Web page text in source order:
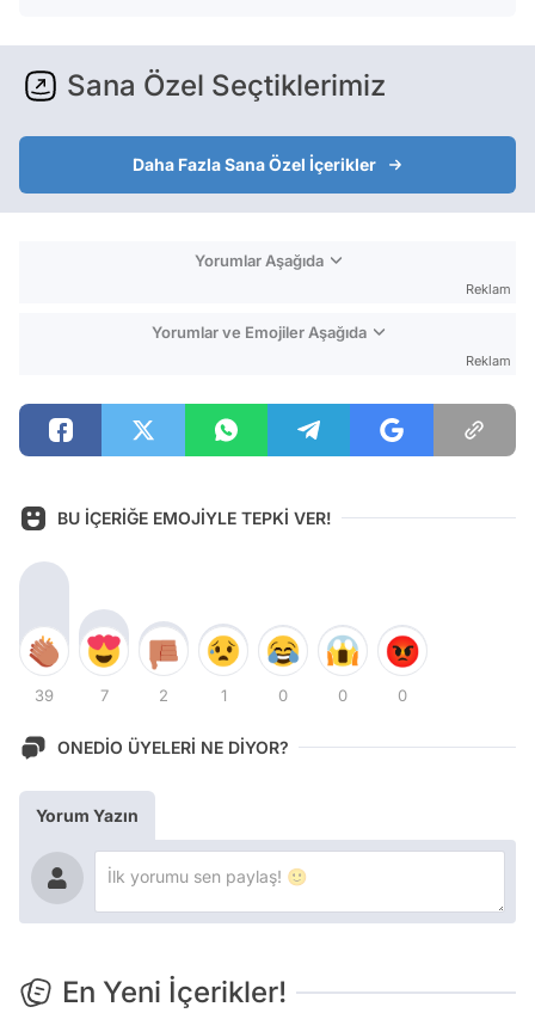
Sana Özel Seçtiklerimiz
Daha Fazla Sana Özel İçerikler
Yorumlar Aşağıda
Reklam
Yorumlar ve Emojiler Aşağıda
Reklam
BU İÇERİĞE EMOJİYLE TEPKİ VER!
39 7 2 1 0 0 0
ONEDİO ÜYELERİ NE DİYOR?
Yorum Yazın
En Yeni İçerikler!